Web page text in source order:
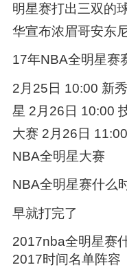
明星赛打出三双的
华宣布浓眉哥安东
17年NBA全明星赛
2月25日 10:00 新
星 2月26日 10:00
大赛 2月26日
NBA全明星大赛
NBA全明星赛什么
早就打完了
2017nba全明星赛
2017时间名单阵容